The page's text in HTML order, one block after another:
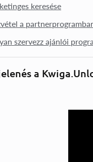
keresése
a
szervezz ajánlói
a